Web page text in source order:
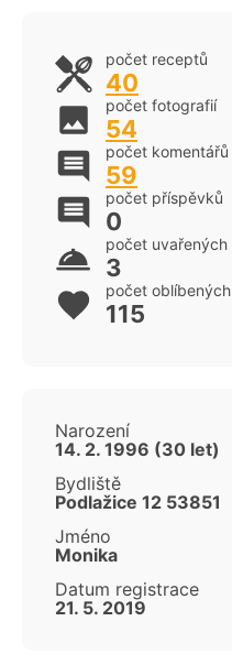
počet receptů
40
počet fotografií
54
počet komentářů
59
počet příspěvků
0
počet uvařených
3
počet oblíbených
115
Narození
14. 2. 1996 (30 let)
Bydliště
Podlažice 12 53851
Jméno
Monika
Datum registrace
21. 5. 2019